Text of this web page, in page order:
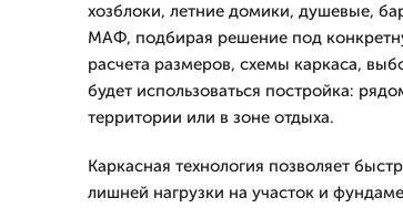
хозблоки, летние домики, душевые,
МАФ, подбирая решение под
расчета размеров, схемы каркаса,
будет использоваться постройка:
территории или в зоне отдыха.
Каркасная технология позволяет
лишней нагрузки на участок и